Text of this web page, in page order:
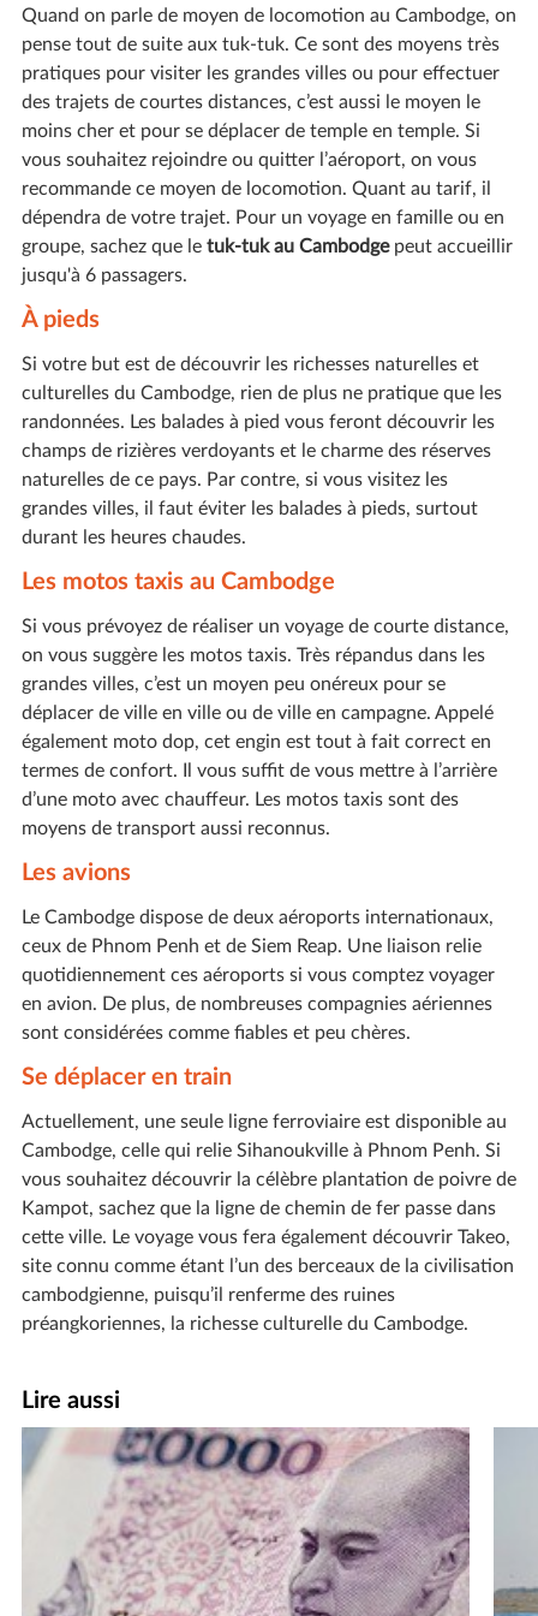
Quand on parle de moyen de locomotion au Cambodge, on
pense tout de suite aux tuk-tuk. Ce sont des moyens très
pratiques pour visiter les grandes villes ou pour effectuer
des trajets de courtes distances, c’est aussi le moyen le
moins cher et pour se déplacer de temple en temple. Si
vous souhaitez rejoindre ou quitter l’aéroport, on vous
recommande ce moyen de locomotion. Quant au tarif, il
dépendra de votre trajet. Pour un voyage en famille ou en
groupe, sachez que le tuk-tuk au Cambodge peut accueillir
jusqu'à 6 passagers.
À pieds
Si votre but est de découvrir les richesses naturelles et
culturelles du Cambodge, rien de plus ne pratique que les
randonnées. Les balades à pied vous feront découvrir les
champs de rizières verdoyants et le charme des réserves
naturelles de ce pays. Par contre, si vous visitez les
grandes villes, il faut éviter les balades à pieds, surtout
durant les heures chaudes.
Les motos taxis au Cambodge
Si vous prévoyez de réaliser un voyage de courte distance,
on vous suggère les motos taxis. Très répandus dans les
grandes villes, c’est un moyen peu onéreux pour se
déplacer de ville en ville ou de ville en campagne. Appelé
également moto dop, cet engin est tout à fait correct en
termes de confort. Il vous suffit de vous mettre à l’arrière
d’une moto avec chauffeur. Les motos taxis sont des
moyens de transport aussi reconnus.
Les avions
Le Cambodge dispose de deux aéroports internationaux,
ceux de Phnom Penh et de Siem Reap. Une liaison relie
quotidiennement ces aéroports si vous comptez voyager
en avion. De plus, de nombreuses compagnies aériennes
sont considérées comme fiables et peu chères.
Se déplacer en train
Actuellement, une seule ligne ferroviaire est disponible au
Cambodge, celle qui relie Sihanoukville à Phnom Penh. Si
vous souhaitez découvrir la célèbre plantation de poivre de
Kampot, sachez que la ligne de chemin de fer passe dans
cette ville. Le voyage vous fera également découvrir Takeo,
site connu comme étant l’un des berceaux de la civilisation
cambodgienne, puisqu’il renferme des ruines
préangkoriennes, la richesse culturelle du Cambodge.
Lire aussi